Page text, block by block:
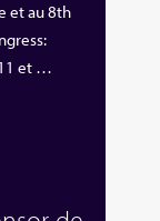
et au 8th
et …